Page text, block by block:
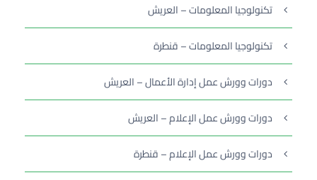
تكنولوجيا المعلومات – العريش
تكنولوجيا المعلومات – قنطرة
دورات وورش عمل إدارة الأعمال – العريش
دورات وورش عمل الإعلام – العريش
دورات وورش عمل الإعلام – قنطرة